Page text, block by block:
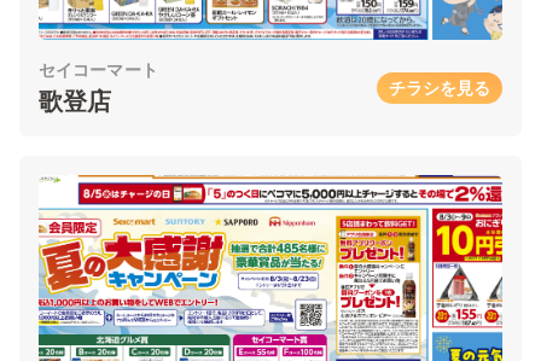
セイコーマート
歌登店 チラシを見る